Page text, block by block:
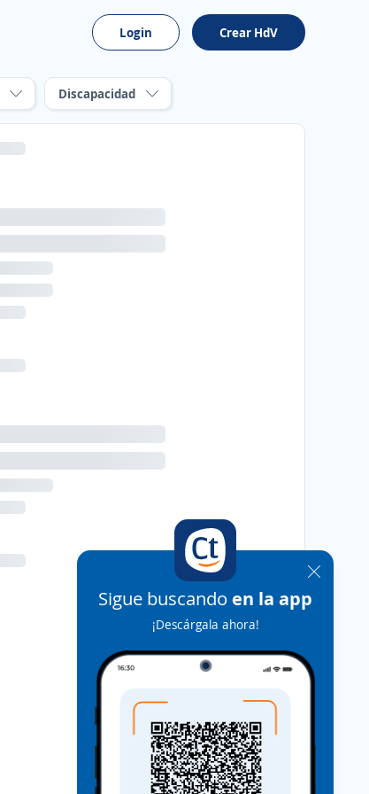
Login Crear HdV
Discapacidad
Sigue buscando en la app
¡Descárgala ahora!